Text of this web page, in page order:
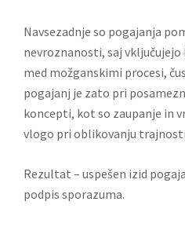
Navsezadnje so pogajanja
nevroznanosti, saj
med možganskimi procesi,
pogajanj je zato pri
koncepti, kot so zaupanje in
vlogo pri oblikovanju
Rezultat – uspešen izid
podpis sporazuma.